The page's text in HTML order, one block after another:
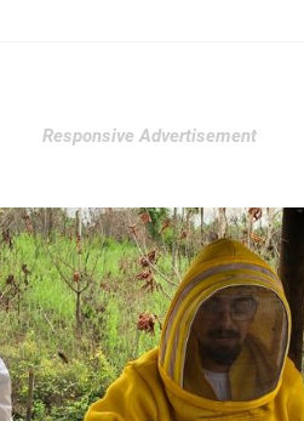
Responsive Advertisement